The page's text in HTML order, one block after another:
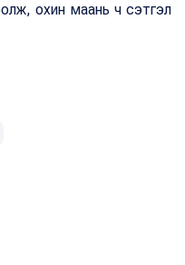
охин маань ч сэтгэл